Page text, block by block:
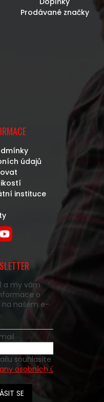
Prodávané značky
údajů
instituce
a my vám
o
našem e-
osobních údajů
SE